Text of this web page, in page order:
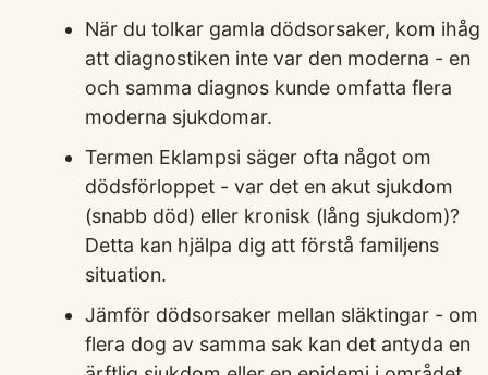
När du tolkar gamla dödsorsaker, kom ihåg
att diagnostiken inte var den moderna - en
och samma diagnos kunde omfatta flera
moderna sjukdomar.
Termen Eklampsi säger ofta något om
dödsförloppet - var det en akut sjukdom
(snabb död) eller kronisk (lång sjukdom)?
Detta kan hjälpa dig att förstå familjens
situation.
Jämför dödsorsaker mellan släktingar - om
flera dog av samma sak kan det antyda en